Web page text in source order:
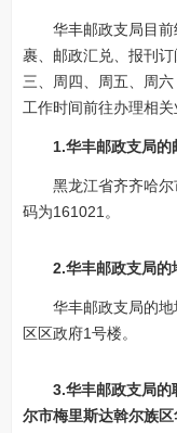
华丰邮政支局目
裹、邮政汇兑、报刊
三、周四、周五、周
工作时间前往办理相关
1.华丰邮政支局的
黑龙江省齐齐哈
码为161021。
2.华丰邮政支局的
华丰邮政支局的
区区政府1号楼。
3.华丰邮政支局
尔市梅里斯达斡尔族区